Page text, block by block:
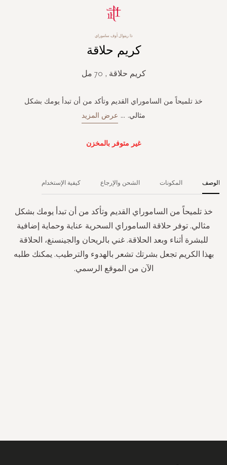
ذا ريتوال أوف ساموراي
كريم حلاقة
كريم حلاقة , 70 مل
خذ تلميحاً من الساموراي القديم وتأكد من أن تبدأ يومك بشكل
مثالي. ... عرض المزيد
غير متوفر بالمخزن
الوصف
خذ تلميحاً من الساموراي القديم وتأكد من أن تبدأ يومك بشكل
مثالي. توفر حلاقة الساموراي السحرية عناية وحماية إضافية
للبشرة أثناء وبعد الحلاقة. غني بالريحان والجينسنغ، الحلاقة
بهذا الكريم تجعل بشرتك تشعر بالهدوء والترطيب. يمكنك طلبه
الآن من الموقع الرسمي.
المكونات الشحن والإرجاع كيفية الإستخدام